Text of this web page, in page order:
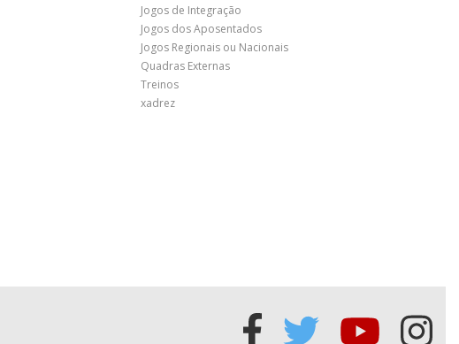
Jogos de Integração
Jogos dos Aposentados
Jogos Regionais ou Nacionais
Quadras Externas
Treinos
xadrez
Acessar
Acessar